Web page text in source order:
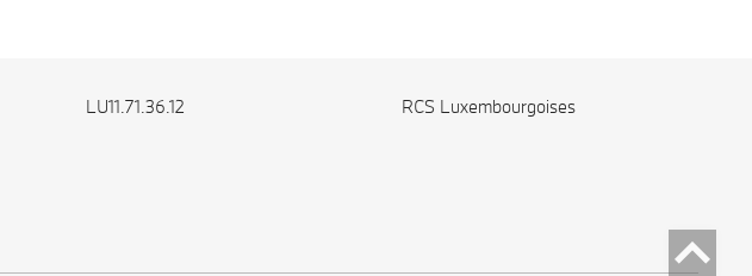
LU11.71.36.12 RCS Luxembourgoises